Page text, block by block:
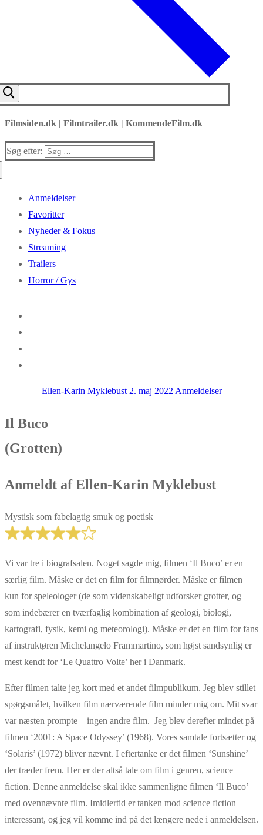
Filmsiden.dk | Filmtrailer.dk | KommendeFilm.dk
Søg efter:
Anmeldelser
Favoritter
Nyheder & Fokus
Streaming
Trailers
Horror / Gys
Ellen-Karin Myklebust 2. maj 2022 Anmeldelser
Il Buco
(Grotten)
Anmeldt af Ellen-Karin Myklebust
Mystisk som fabelagtig smuk og poetisk
Vi var tre i biografsalen. Noget sagde mig, filmen ‘Il Buco’ er en
særlig film. Måske er det en film for filmnørder. Måske er filmen
kun for speleologer (de som videnskabeligt udforsker grotter, og
som indebærer en tværfaglig kombination af geologi, biologi,
kartografi, fysik, kemi og meteorologi). Måske er det en film for fans
af instruktøren Michelangelo Frammartino, som højst sandsynlig er
mest kendt for ‘Le Quattro Volte’ her i Danmark.
Efter filmen talte jeg kort med et andet filmpublikum. Jeg blev stillet
spørgsmålet, hvilken film nærværende film minder mig om. Mit svar
var næsten prompte – ingen andre film. Jeg blev derefter mindet på
filmen ‘2001: A Space Odyssey’ (1968). Vores samtale fortsætter og
‘Solaris’ (1972) bliver nævnt. I eftertanke er det filmen ‘Sunshine’
der træder frem. Her er der altså tale om film i genren, science
fiction. Denne anmeldelse skal ikke sammenligne filmen ‘Il Buco’
med ovennævnte film. Imidlertid er tanken mod science fiction
interessant, og jeg vil komme ind på det længere nede i anmeldelsen.